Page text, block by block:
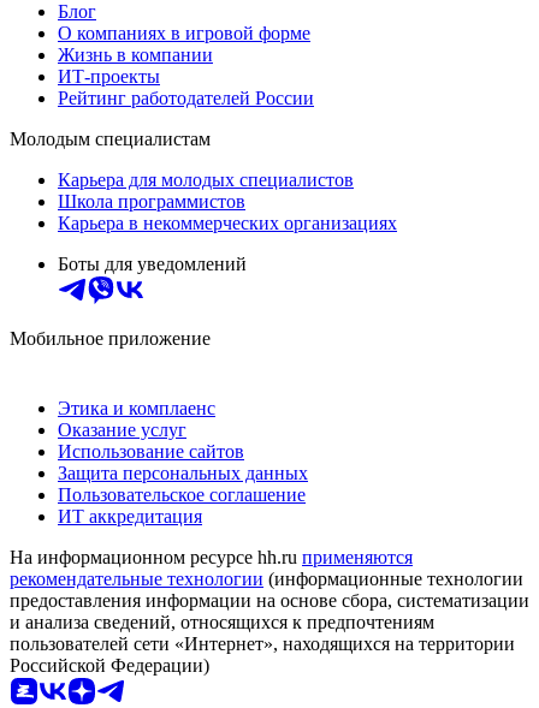
Блог
О компаниях в игровой форме
Жизнь в компании
ИТ-проекты
Рейтинг работодателей России
Молодым специалистам
Карьера для молодых специалистов
Школа программистов
Карьера в некоммерческих организациях
Боты для уведомлений
Мобильное приложение
Этика и комплаенс
Оказание услуг
Использование сайтов
Защита персональных данных
Пользовательское соглашение
ИТ аккредитация
На информационном ресурсе hh.ru применяются
рекомендательные технологии (информационные технологии
предоставления информации на основе сбора, систематизации
и анализа сведений, относящихся к предпочтениям
пользователей сети «Интернет», находящихся на территории
Российской Федерации)